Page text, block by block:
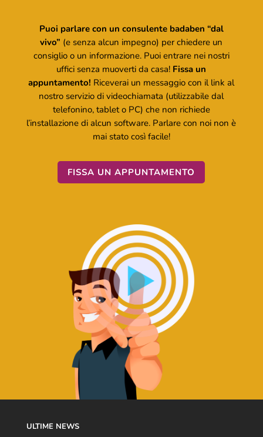
Puoi parlare con un consulente badaben “dal
vivo” (e senza alcun impegno) per chiedere un
consiglio o un informazione. Puoi entrare nei nostri
uffici senza muoverti da casa! Fissa un
appuntamento! Riceverai un messaggio con il link al
nostro servizio di videochiamata (utilizzabile dal
telefonino, tablet o PC) che non richiede
l’installazione di alcun software. Parlare con noi non è
mai stato così facile!
FISSA UN APPUNTAMENTO
ULTIME NEWS